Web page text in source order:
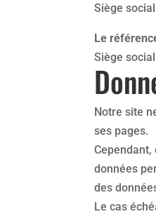
Siège
Le
Siège
Notre site
ses pages.
données
des
Le cas